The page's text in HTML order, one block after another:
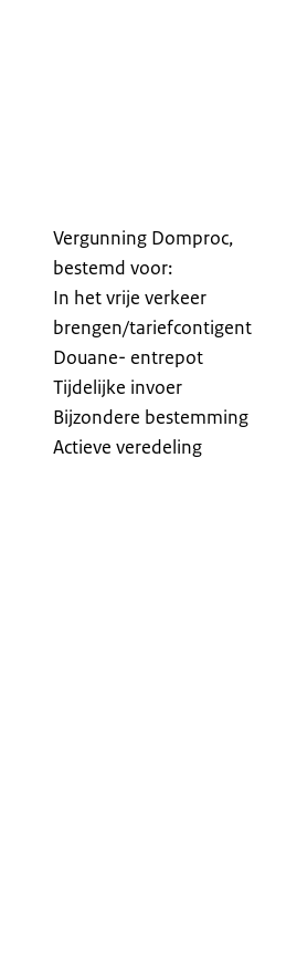
Vergunning Domproc,
bestemd voor:
In het vrije verkeer
brengen/tariefcontigent
Douane- entrepot
Tijdelijke invoer
Bijzondere bestemming
Actieve veredeling